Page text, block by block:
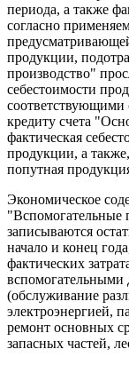
периода, а также
согласно
продукции,
производство"
себестоимости
соответствующими
кредиту счета
фактическая
продукции, а
попутная
Экономическое
"Вспомогательные
записываются
начало и конец
фактических
вспомогательными
(обслуживание
электроэнергией,
ремонт основных
запасных частей,